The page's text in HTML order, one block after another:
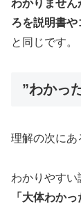
わかりません
ろを説明書
と同じです。
”わかっ
理解の次にあ
わかりやす
「大体わか